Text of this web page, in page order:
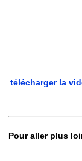
télécharger la
Pour aller plus